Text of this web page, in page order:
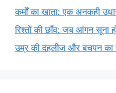
कर्मों का खाता: एक अनकही
रिश्तों की छाँव: जब आंगन सूना
उम्र की दहलीज और बचपन का